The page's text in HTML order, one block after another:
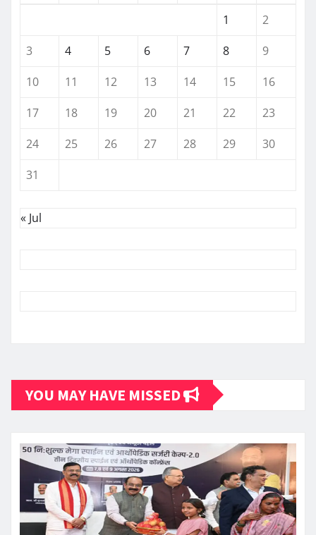
1
2
3
4 5 6 7 8
9
10
11 12 13 14 15
16
17
18 19 20 21 22
23
24
25 26 27 28 29
30
31
« Jul
YOU MAY HAVE MISSED